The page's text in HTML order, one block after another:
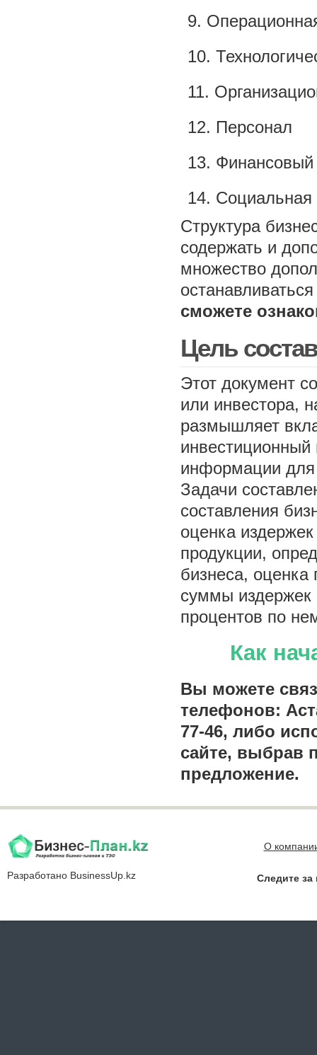
Персонал
Социальная
Структура
содержать и
множество
сможете
Цель
Этот документ
или инвестора,
размышляет
инвестиционный
информации для
Задачи
составления
оценка
продукции,
бизнеса, оценка
суммы издержек
процентов по
Как
Вы можете
телефонов:
77-46, либо
сайте, выбрав
предложение.
Разработано BusinessUp.kz
О
Следите за